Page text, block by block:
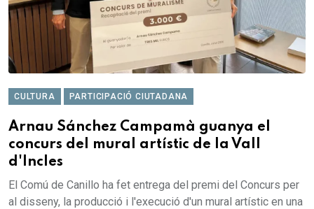
CULTURA PARTICIPACIÓ CIUTADANA
Arnau Sánchez Campamà guanya el
concurs del mural artístic de la Vall
d'Incles
El Comú de Canillo ha fet entrega del premi del Concurs per
al disseny, la producció i l'execució d'un mural artístic en una